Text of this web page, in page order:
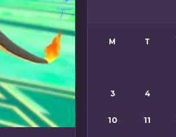
M T
3 4
10 11